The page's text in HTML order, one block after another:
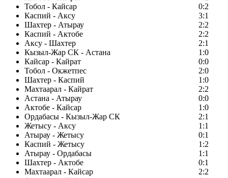
Тобол - Кайсар
0:2
Каспий - Аксу
3:1
Шахтер - Атырау
2:2
Каспий - Актобе
2:2
Аксу - Шахтер
2:1
Кызыл-Жар СК - Астана
1:0
Кайсар - Кайрат
0:0
Тобол - Окжетпес
2:0
Шахтер - Каспий
1:0
Махтаарал - Кайрат
2:2
Астана - Атырау
0:0
Актобе - Кайсар
1:0
Ордабасы - Кызыл-Жар СК
2:1
Жетысу - Аксу
1:1
Атырау - Жетысу
0:1
Каспий - Жетысу
1:2
Атырау - Ордабасы
1:1
Шахтер - Актобе
0:1
Махтаарал - Кайсар
2:2